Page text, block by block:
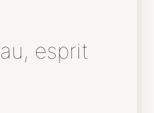
esprit